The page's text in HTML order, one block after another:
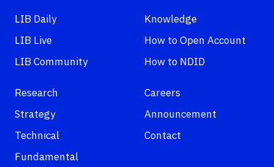
LIB Daily
LIB Live
LIB Community
Knowledge
How to Open Account
How to NDID
Research
Strategy
Technical
Fundamental
Careers
Announcement
Contact